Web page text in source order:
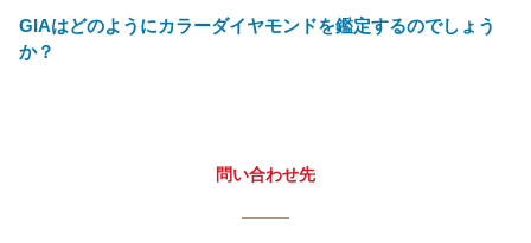
GIAはどのようにカラーダイヤモンドを鑑定するのでしょう
か？
問い合わせ先